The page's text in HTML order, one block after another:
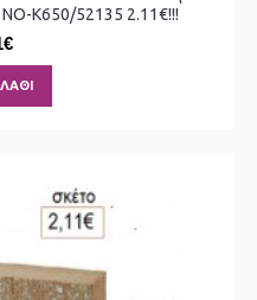
ΝΟ-Κ650/52135 2.11€!!!